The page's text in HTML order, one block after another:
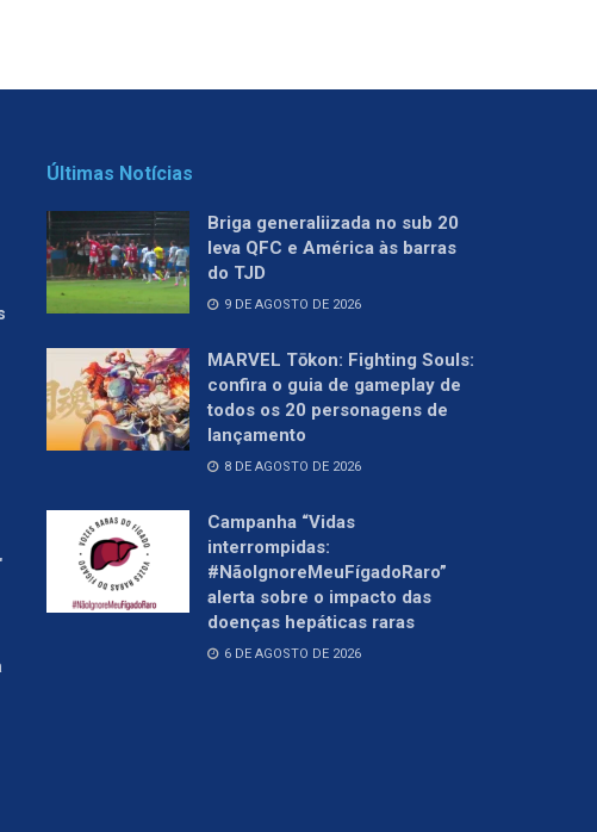
Últimas Notícias
Briga generaliizada no sub 20
leva QFC e América às barras
do TJD
9 DE AGOSTO DE 2026
MARVEL Tōkon: Fighting Souls:
confira o guia de gameplay de
todos os 20 personagens de
lançamento
8 DE AGOSTO DE 2026
Campanha “Vidas
interrompidas:
#NãoIgnoreMeuFígadoRaro”
alerta sobre o impacto das
doenças hepáticas raras
6 DE AGOSTO DE 2026